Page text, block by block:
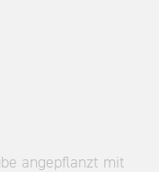
angepflanzt mit